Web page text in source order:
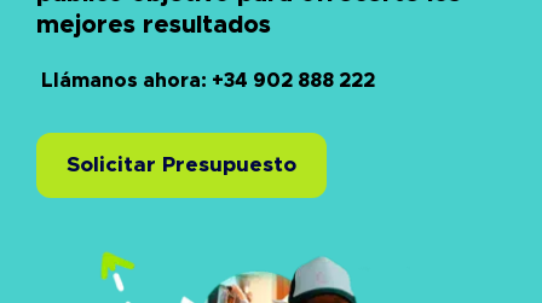
mejores resultados
Llámanos ahora: +34 902 888 222
Solicitar Presupuesto